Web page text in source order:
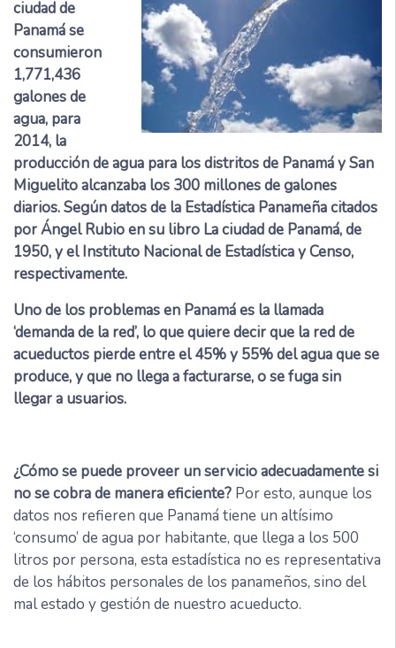
ciudad de
Panamá se
consumieron
1,771,436
galones de
agua, para
2014, la
producción de agua para los distritos de Panamá y San
Miguelito alcanzaba los 300 millones de galones
diarios. Según datos de la Estadística Panameña citados
por Ángel Rubio en su libro La ciudad de Panamá, de
1950, y el Instituto Nacional de Estadística y Censo,
respectivamente.
Uno de los problemas en Panamá es la llamada
‘demanda de la red’, lo que quiere decir que la red de
acueductos pierde entre el 45% y 55% del agua que se
produce, y que no llega a facturarse, o se fuga sin
llegar a usuarios.
¿Cómo se puede proveer un servicio adecuadamente si
no se cobra de manera eficiente? Por esto, aunque los
datos nos refieren que Panamá tiene un altísimo
‘consumo’ de agua por habitante, que llega a los 500
litros por persona, esta estadística no es representativa
de los hábitos personales de los panameños, sino del
mal estado y gestión de nuestro acueducto.